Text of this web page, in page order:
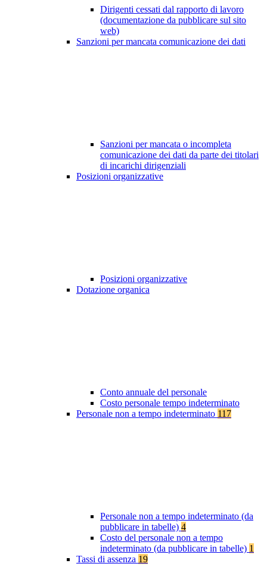
Dirigenti cessati dal rapporto di lavoro
(documentazione da pubblicare sul sito
web)
Sanzioni per mancata comunicazione dei dati
Sanzioni per mancata o incompleta
comunicazione dei dati da parte dei titolari
di incarichi dirigenziali
Posizioni organizzative
Posizioni organizzative
Dotazione organica
Conto annuale del personale
Costo personale tempo indeterminato
Personale non a tempo indeterminato 117
Personale non a tempo indeterminato (da
pubblicare in tabelle) 4
Costo del personale non a tempo
indeterminato (da pubblicare in tabelle) 1
Tassi di assenza 19